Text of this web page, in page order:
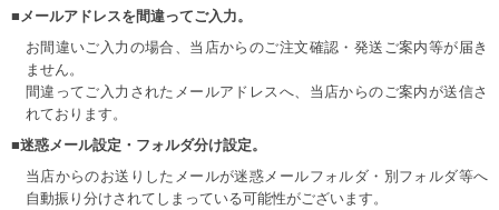
■メールアドレスを間違ってご入力。
お間違いご入力の場合、当店からのご注文確認・発送ご案内等が届き
ません。
間違ってご入力されたメールアドレスへ、当店からのご案内が送信さ
れております。
■迷惑メール設定・フォルダ分け設定。
当店からのお送りしたメールが迷惑メールフォルダ・別フォルダ等へ
自動振り分けされてしまっている可能性がございます。